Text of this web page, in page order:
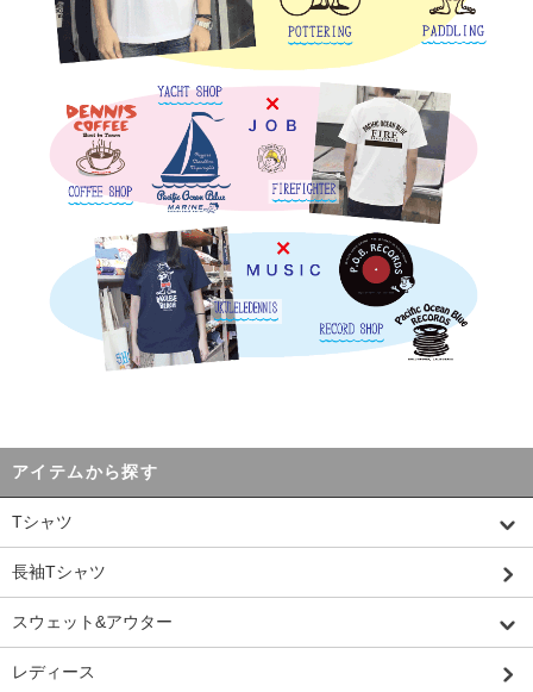
アイテムから探す
Tシャツ
長袖Tシャツ
スウェット&アウター
レディース